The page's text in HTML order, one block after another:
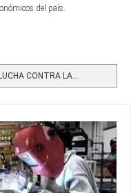
del país.
CONTRA LA...